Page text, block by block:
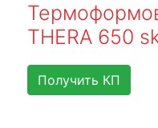
THERA 650
Получить КП